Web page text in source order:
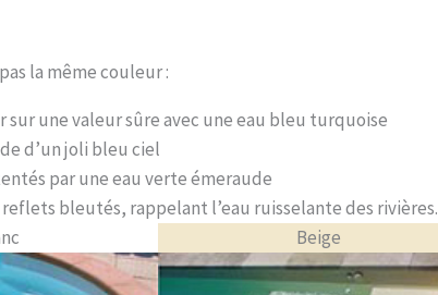
la même couleur :
une valeur sûre avec une eau bleu turquoise
d’un joli bleu ciel
par une eau verte émeraude
bleutés, rappelant l’eau ruisselante des rivières.
Beige